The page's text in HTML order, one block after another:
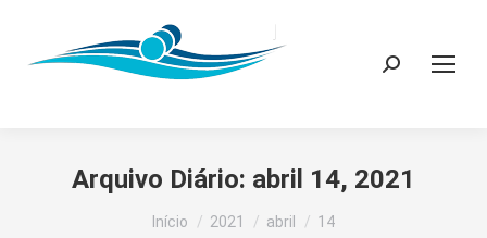
Search:
Arquivo Diário: abril 14, 2021
Você está aqui:
Início 2021 abril 14